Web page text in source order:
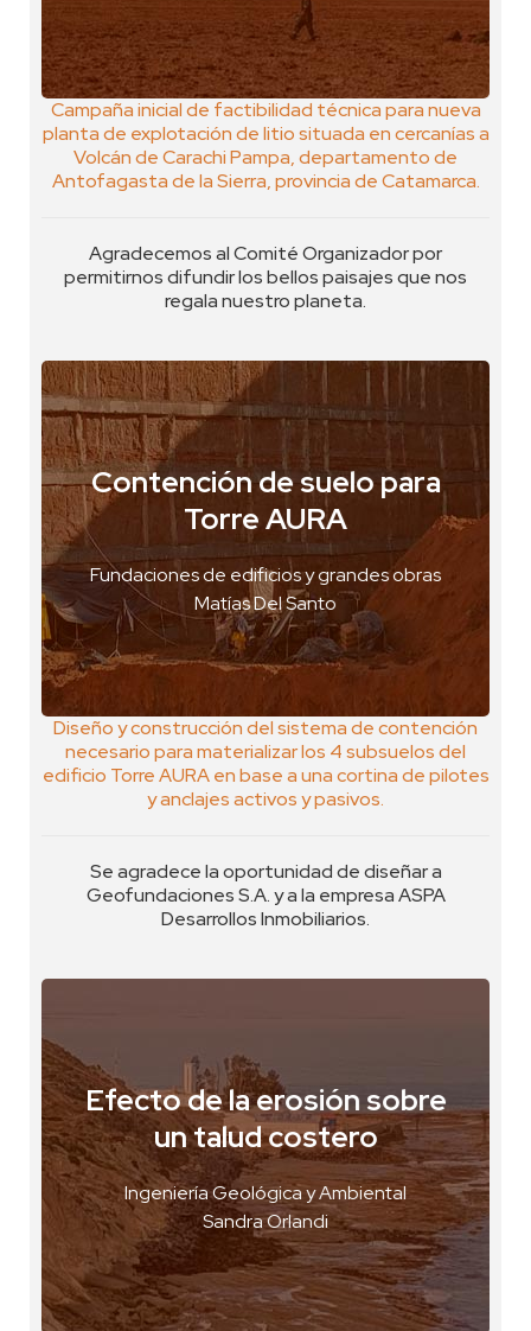
Campaña inicial de factibilidad técnica para nueva
planta de explotación de litio situada en cercanías a
Volcán de Carachi Pampa, departamento de
Antofagasta de la Sierra, provincia de Catamarca.
Agradecemos al Comité Organizador por
permitirnos difundir los bellos paisajes que nos
regala nuestro planeta.
Contención de suelo para
Torre AURA
Fundaciones de edificios y grandes obras
Matías Del Santo
Neuquén, Argentina
VER FOTO
VER GEOPOSTAL
Diseño y construcción del sistema de contención
necesario para materializar los 4 subsuelos del
edificio Torre AURA en base a una cortina de pilotes
y anclajes activos y pasivos.
Se agradece la oportunidad de diseñar a
Geofundaciones S.A. y a la empresa ASPA
Desarrollos Inmobiliarios.
Efecto de la erosión sobre
un talud costero
Ingeniería Geológica y Ambiental
Sandra Orlandi
Comodoro Rivadavia, Argentina
VER FOTO
VER GEOPOSTAL